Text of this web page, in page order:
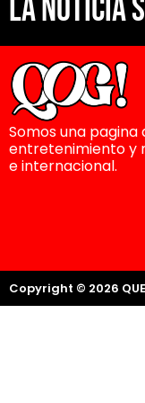
La noticia
Somos una
entretenimiento y
e internacional.
Copyright © 2026 QUE